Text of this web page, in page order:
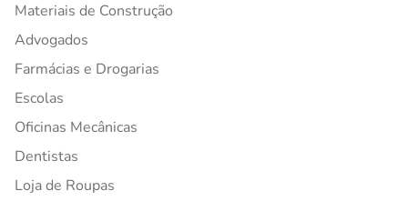
Materiais de Construção
Advogados
Farmácias e Drogarias
Escolas
Oficinas Mecânicas
Dentistas
Loja de Roupas